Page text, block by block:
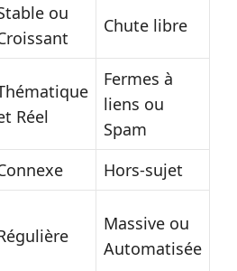
ou
Chute libre
Réel
Fermes à
liens ou
Spam
Hors-sujet
Massive ou
Automatisée